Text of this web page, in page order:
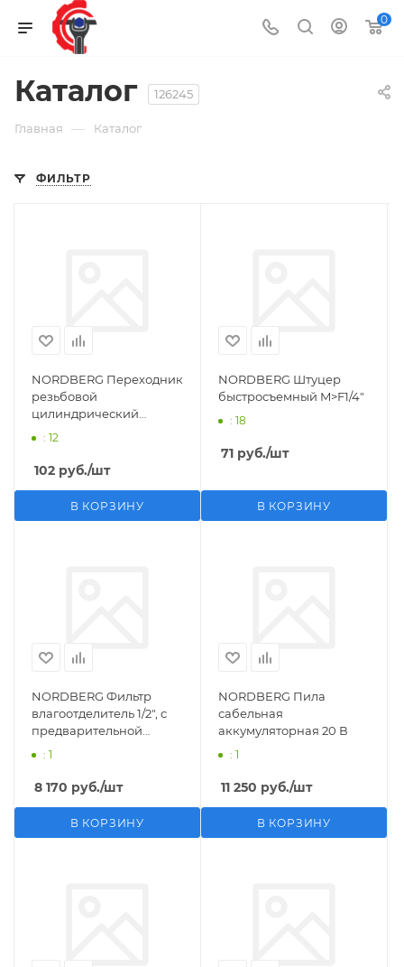
0
Каталог 126245
Главная — Каталог
ФИЛЬТР
NORDBERG Переходник
резьбовой
цилиндрический
M1/2">F1/4"
: 12
102 руб./шт
В КОРЗИНУ
NORDBERG Штуцер
быстросъемный M>F1/4"
: 18
71 руб./шт
В КОРЗИНУ
NORDBERG Фильтр
влагоотделитель 1/2", с
предварительной
фильтрацией
: 1
8 170 руб./шт
В КОРЗИНУ
NORDBERG Пила
сабельная
аккумуляторная 20 В
: 1
11 250 руб./шт
В КОРЗИНУ